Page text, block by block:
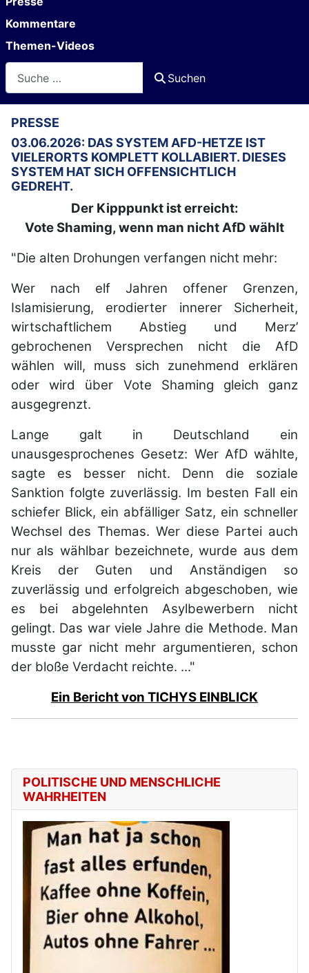
Kommentare
Themen-Videos
Suchen
PRESSE
03.06.2026: DAS SYSTEM AFD-HETZE IST
VIELERORTS KOMPLETT KOLLABIERT. DIESES
SYSTEM HAT SICH OFFENSICHTLICH
GEDREHT.
Der Kipppunkt ist erreicht:
Vote Shaming, wenn man nicht AfD wählt
"Die alten Drohungen verfangen nicht mehr:
Wer nach elf Jahren offener Grenzen,
Islamisierung, erodierter innerer Sicherheit,
wirtschaftlichem Abstieg und Merz’
gebrochenen Versprechen nicht die AfD
wählen will, muss sich zunehmend erklären
oder wird über Vote Shaming gleich ganz
ausgegrenzt.
Lange galt in Deutschland ein
unausgesprochenes Gesetz: Wer AfD wählte,
sagte es besser nicht. Denn die soziale
Sanktion folgte zuverlässig. Im besten Fall ein
schiefer Blick, ein abfälliger Satz, ein schneller
Wechsel des Themas. Wer diese Partei auch
nur als wählbar bezeichnete, wurde aus dem
Kreis der Guten und Anständigen so
zuverlässig und erfolgreich abgeschoben, wie
es bei abgelehnten Asylbewerbern nicht
gelingt. Das war viele Jahre die Methode. Man
musste gar nicht mehr argumentieren, schon
der bloße Verdacht reichte. ..."
Ein Bericht von TICHYS EINBLICK
POLITISCHE UND MENSCHLICHE
WAHRHEITEN